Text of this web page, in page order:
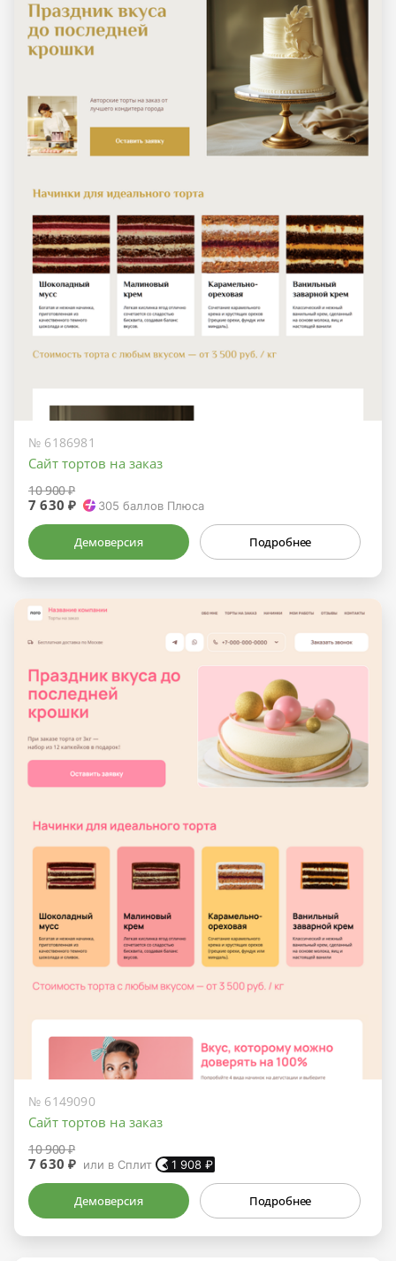
№ 6186981
Сайт тортов на заказ
10 900 ₽
7 630 ₽ 305 баллов Плюса
Демоверсия Подробнее
№ 6149090
Сайт тортов на заказ
10 900 ₽
7 630 ₽ или в Сплит 1 908 ₽
Демоверсия Подробнее